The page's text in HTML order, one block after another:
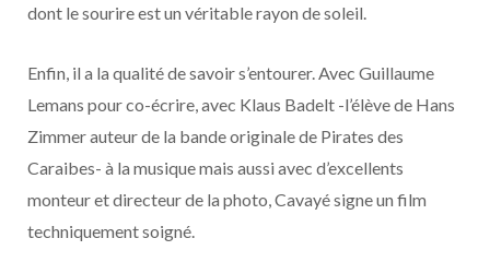
dont le sourire est un véritable rayon de soleil.
Enfin, il a la qualité de savoir s’entourer. Avec Guillaume
Lemans pour co-écrire, avec Klaus Badelt -l’élève de Hans
Zimmer auteur de la bande originale de Pirates des
Caraibes- à la musique mais aussi avec d’excellents
monteur et directeur de la photo, Cavayé signe un film
techniquement soigné.